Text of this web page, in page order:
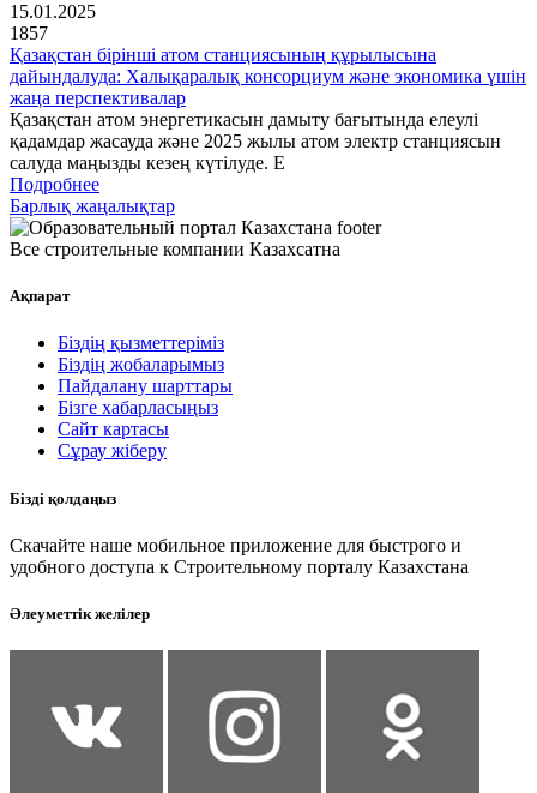
15.01.2025
1857
Қазақстан бірінші атом станциясының құрылысына
дайындалуда: Халықаралық консорциум және экономика үшін
жаңа перспективалар
Қазақстан атом энергетикасын дамыту бағытында елеулі
қадамдар жасауда және 2025 жылы атом электр станциясын
салуда маңызды кезең күтілуде. Е
Подробнее
Барлық жаңалықтар
Все строительные компании Казахсатна
Ақпарат
Біздің қызметтеріміз
Біздің жобаларымыз
Пайдалану шарттары
Бізге хабарласыңыз
Сайт картасы
Сұрау жіберу
Бізді қолдаңыз
Скачайте наше мобильное приложение для быстрого и
удобного доступа к Строительному порталу Казахстана
Әлеуметтік желілер